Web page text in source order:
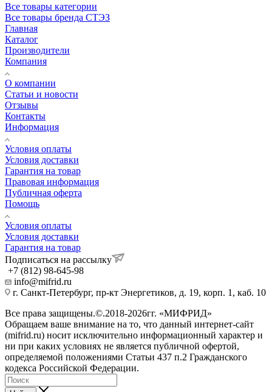
Все товары категории
Все товары бренда СТЭЗ
Главная
Каталог
Производители
Компания
О компании
Статьи и новости
Отзывы
Контакты
Информация
Условия оплаты
Условия доставки
Гарантия на товар
Правовая информация
Публичная оферта
Помощь
Условия оплаты
Условия доставки
Гарантия на товар
Подписаться на рассылку
+7 (812) 98-645-98
info@mifrid.ru
г. Санкт-Петербург, пр-кт Энергетиков, д. 19, корп. 1, каб. 10
Все права защищены.©.2018-2026гг. «МИФРИД»
Обращаем ваше внимание на то, что данный интернет-сайт
(mifrid.ru) носит исключительно информационный характер и
ни при каких условиях не является публичной офертой,
определяемой положениями Статьи 437 п.2 Гражданского
кодекса Российской Федерации.